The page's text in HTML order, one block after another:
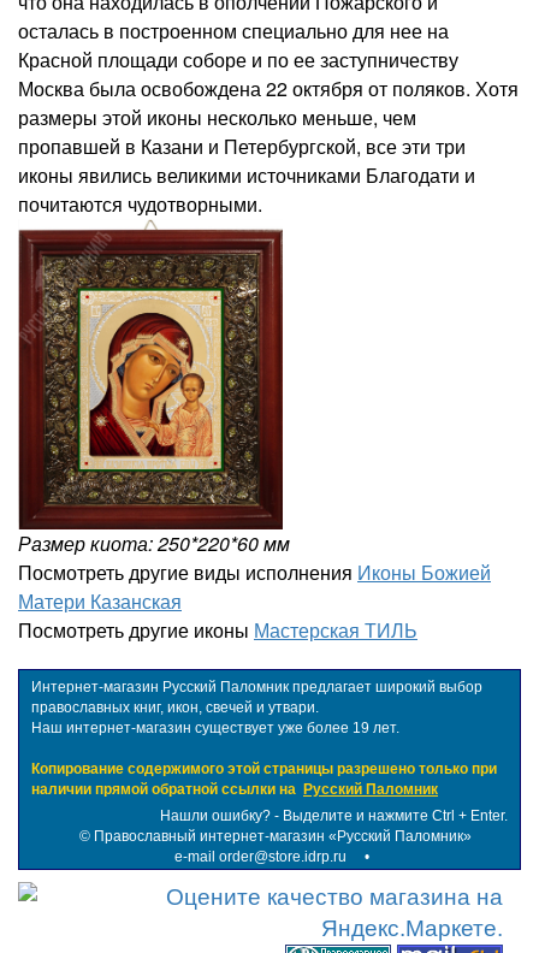
осталась в построенном специально для нее на
Красной площади соборе и по ее заступничеству
Москва была освобождена 22 октября от поляков. Хотя
размеры этой иконы несколько меньше, чем
пропавшей в Казани и Петербургской, все эти три
иконы явились великими источниками Благодати и
почитаются чудотворными.
Размер киота: 250*220*60 мм
Посмотреть другие виды исполнения Иконы Божией
Матери Казанская
Посмотреть другие иконы Мастерская ТИЛЬ
Интернет-магазин Русский Паломник предлагает широкий выбор
православных книг, икон, свечей и утвари.
Наш интернет-магазин существует уже более 19 лет.
Копирование содержимого этой страницы разрешено только при
наличии прямой обратной ссылки на Русский Паломник
Нашли ошибку? - Выделите и нажмите Ctrl + Enter.
© Православный интернет-магазин «Русский Паломник»
e-mail order@store.idrp.ru •